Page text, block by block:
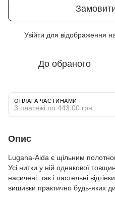
Увійти для відображення
До обраного
ОПЛАТА ЧАСТИНАМИ
3 платежі по 443.00 грн
Опис
Lugana-Aida є щільним
Усі нитки у ній однакової
насичені, так і пастельні
вишивки практично будь-яких